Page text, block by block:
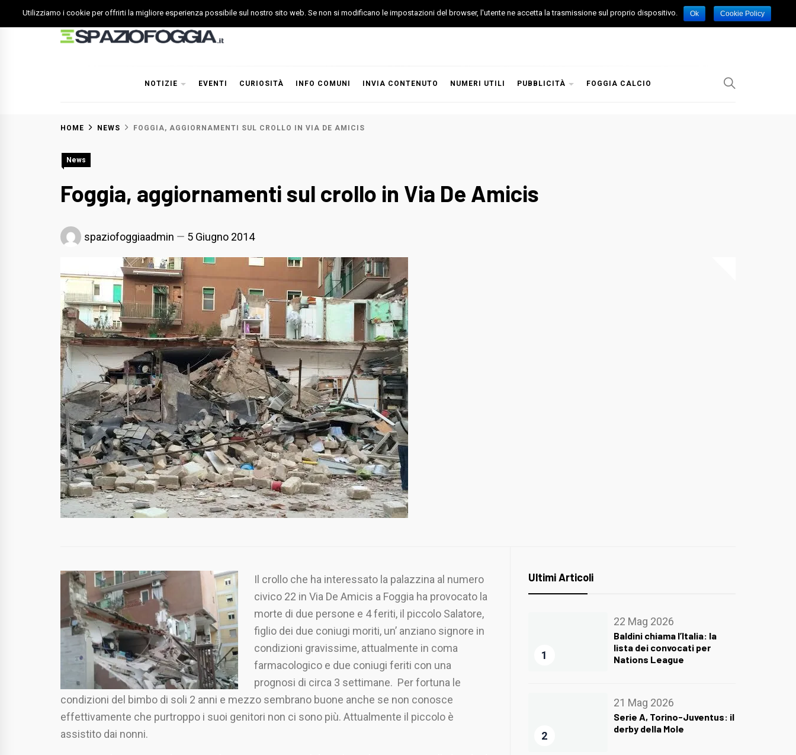
to
NOTIZIE EVENTI CURIOSITÀ INFO COMUNI INVIA CONTENUTO NUMERI UTILI PUBBLICITÀ FOGGIA CALCIO
HOME NEWS FOGGIA, AGGIORNAMENTI SUL CROLLO IN VIA DE AMICIS
News
Foggia, aggiornamenti sul crollo in Via De Amicis
spaziofoggiaadmin 5 Giugno 2014
Il crollo che ha interessato la palazzina al numero
civico 22 in Via De Amicis a Foggia ha provocato la
morte di due persone e 4 feriti, il piccolo Salatore,
figlio dei due coniugi moriti, un’ anziano signore in
condizioni gravissime, attualmente in coma
farmacologico e due coniugi feriti con una
prognosi di circa 3 settimane. Per fortuna le
condizioni del bimbo di soli 2 anni e mezzo sembrano buone anche se non conosce
effettivamente che purtroppo i suoi genitori non ci sono più. Attualmente il piccolo è
assistito dai nonni.
Ultimi Articoli
1
22 Mag 2026
Baldini chiama l’Italia: la
lista dei convocati per
Nations League
2
21 Mag 2026
Serie A, Torino-Juventus: il
derby della Mole
Utilizziamo i cookie per offrirti la migliore esperienza possibile sul nostro sito web. Se non si modificano le impostazioni del browser, l'utente ne accetta la trasmissione sul proprio dispositivo. Ok Cookie Policy